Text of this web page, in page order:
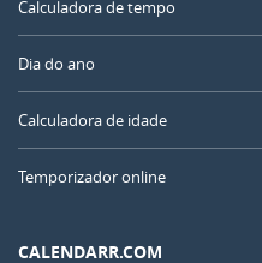
Calculadora de tempo
Dia do ano
Calculadora de idade
Temporizador online
CALENDARR.COM